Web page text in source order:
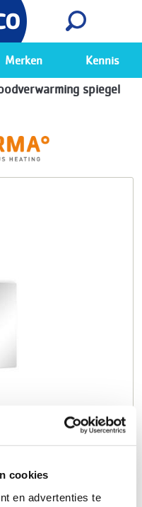
cookies
en advertenties te
Bekijk
Merken Kennis
spiegel